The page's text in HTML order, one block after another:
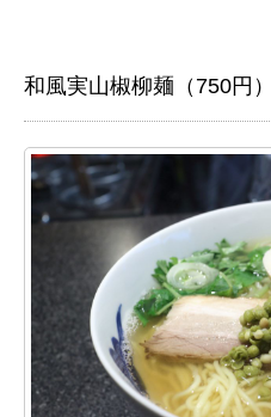
和風実山椒柳麺（750円）